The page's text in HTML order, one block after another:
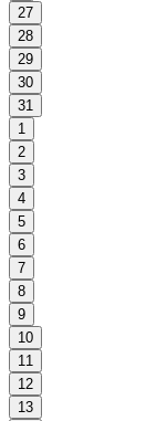
27
28
29
30
31
1
2
3
4
5
6
7
8
9
10
11
12
13